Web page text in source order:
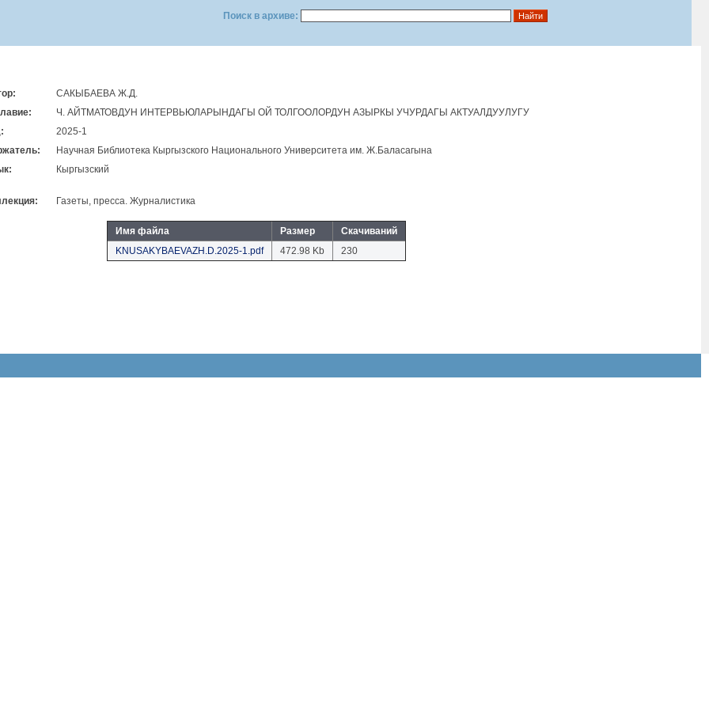
Поиск в архиве:
САКЫБАЕВА Ж.Д.
Ч. АЙТМАТОВДУН ИНТЕРВЬЮЛАРЫНДАГЫ ОЙ ТОЛГООЛОРДУН АЗЫРКЫ УЧУРДАГЫ АКТУАЛДУУЛУГУ
2025-1
Научная Библиотека Кыргызского Национального Университета им. Ж.Баласагына
Кыргызский
Газеты, пресса. Журналистика
Имя файла Размер
Скачиваний
KNUSAKYBAEVAZH.D.2025-1.pdf
472.98 Kb 230